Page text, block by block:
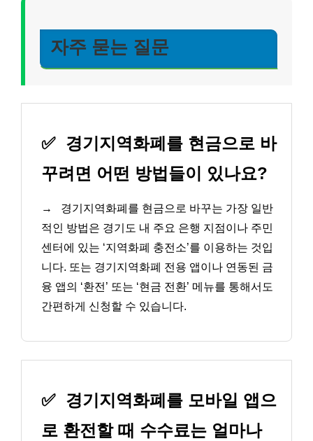
자주 묻는 질문
✅ 경기지역화폐를 현금으로 바
꾸려면 어떤 방법들이 있나요?
→
경기지역화폐를 현금으로 바꾸는 가장 일반
적인 방법은 경기도 내 주요 은행 지점이나 주민
센터에 있는 ‘지역화폐 충전소’를 이용하는 것입
니다. 또는 경기지역화폐 전용 앱이나 연동된 금
융 앱의 ‘환전’ 또는 ‘현금 전환’ 메뉴를 통해서도
간편하게 신청할 수 있습니다.
✅ 경기지역화폐를 모바일 앱으
로 환전할 때 수수료는 얼마나